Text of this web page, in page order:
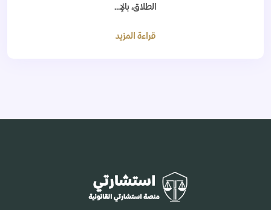
الطلاق، بالإ...
قراءة المزيد